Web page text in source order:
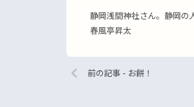
静岡浅間神社さん。静岡の
春風亭昇太
前の記事 - お餅！